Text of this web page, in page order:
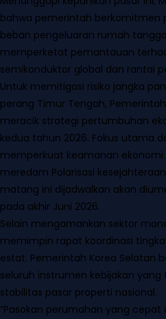
bahwa pemerintah berkomitmen
beban pengeluaran rumah
memperketat pemantauan
semikonduktor global dan rantai
Untuk memitigasi risiko jangka
perang Timur Tengah,
meracik strategi pertumbuhan
kedua tahun 2026. Fokus utama
memperkuat keamanan ekonomi
meredam Polarisasi
matang ini dijadwalkan akan
pada akhir Juni 2026.
Selain mengamankan sektor
memimpin rapat koordinasi
estat. Pemerintah Korea Selatan
seluruh instrumen kebijakan
stabilitas pasar properti nasional.
“Pasokan perumahan yang